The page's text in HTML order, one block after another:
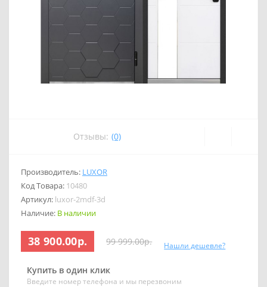
Отзывы: (0)
Производитель: LUXOR
Код Товара: 10480
Артикул: luxor-2mdf-3d
Наличие: В наличии
38 900.00р. 99 999.00р. Нашли дешевле?
Купить в один клик
Введите номер телефона и мы перезвоним